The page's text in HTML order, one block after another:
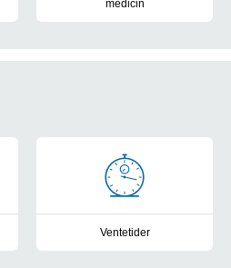
medicin
Ventetider